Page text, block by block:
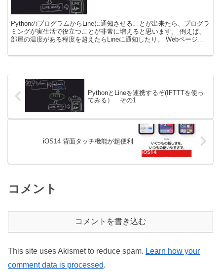
PythonのプログラムからLineに通知させることが出来たら、プログラ
ミングが実生活で役立つことが非常に増えると思います。 例えば、
部屋の温度がある程度を超えたらLineに通知したり。 Webページを
PythonとLineを連携するぞ(IFTTTを使っ
てみる） その1
iOS14 背面タッチ機能が超便利
コメント
コメントを書き込む
This site uses Akismet to reduce spam. Learn how your
comment data is processed.